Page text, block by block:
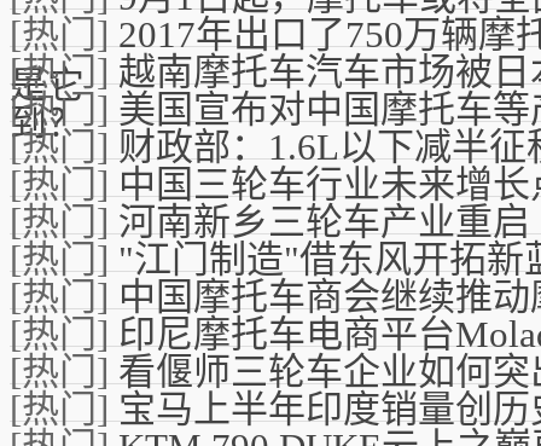
[热门]2017年出口了750万辆摩
是它
[热门]越南摩托车汽车市场被
到？
[热门]美国宣布对中国摩托车等
[热门]财政部：1.6L以下减半
[热门]中国三轮车行业未来增
[热门]河南新乡三轮车产业重启
[热门]"江门制造"借东风开拓新
[热门]中国摩托车商会继续推
[热门]印尼摩托车电商平台
[热门]看偃师三轮车企业如何突
[热门]宝马上半年印度销量创